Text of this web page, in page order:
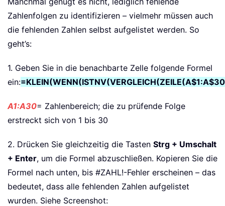
Zahlenfolgen zu identifizieren – vielmehr müssen auch
die fehlenden Zahlen selbst aufgelistet werden. So
geht’s:
1. Geben Sie in die benachbarte Zelle folgende Formel
ein:
A1:A30= Zahlenbereich; die zu prüfende Folge
erstreckt sich von 1 bis 30
2. Drücken Sie gleichzeitig die Tasten Strg + Umschalt
+ Enter, um die Formel abzuschließen. Kopieren Sie die
Formel nach unten, bis #ZAHL!-Fehler erscheinen – das
bedeutet, dass alle fehlenden Zahlen aufgelistet
wurden. Siehe Screenshot: